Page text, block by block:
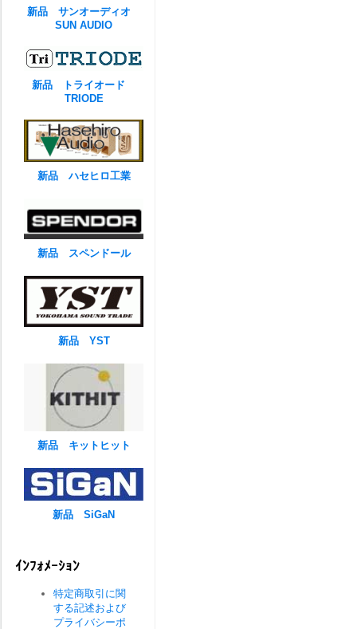
新品 サンオーディオ
SUN AUDIO
新品 トライオード
TRIODE
新品 ハセヒロ工業
新品 スペンドール
新品 YST
新品 キットヒット
新品 SiGaN
ｲﾝﾌｫﾒｰｼｮﾝ
特定商取引に関
する記述および
プライバシーポ